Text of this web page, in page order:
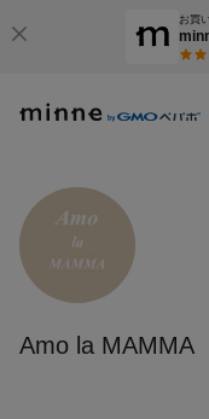
お買
Amo la MAMMA